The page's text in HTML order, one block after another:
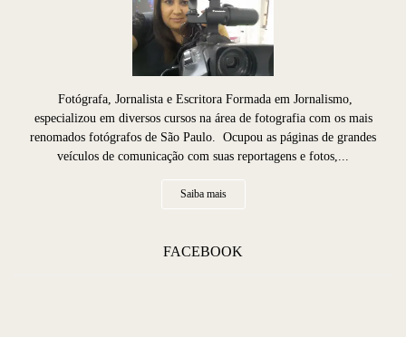
Fotógrafa, Jornalista e Escritora Formada em Jornalismo,
especializou em diversos cursos na área de fotografia com os mais
renomados fotógrafos de São Paulo. Ocupou as páginas de grandes
veículos de comunicação com suas reportagens e fotos,...
Saiba mais
FACEBOOK